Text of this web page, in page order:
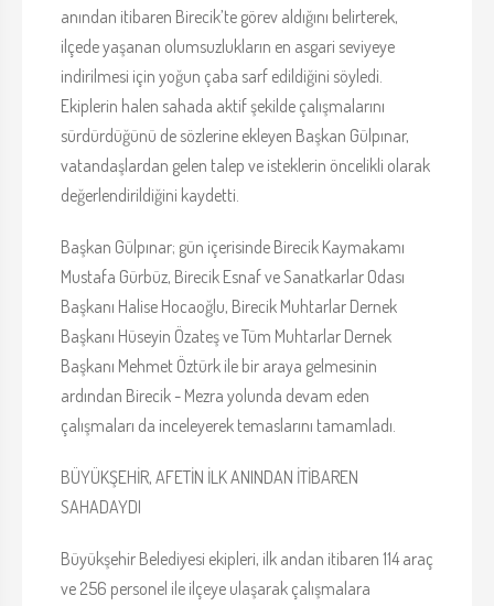
anından itibaren Birecik’te görev aldığını belirterek,
ilçede yaşanan olumsuzlukların en asgari seviyeye
indirilmesi için yoğun çaba sarf edildiğini söyledi.
Ekiplerin halen sahada aktif şekilde çalışmalarını
sürdürdüğünü de sözlerine ekleyen Başkan Gülpınar,
vatandaşlardan gelen talep ve isteklerin öncelikli olarak
değerlendirildiğini kaydetti.
Başkan Gülpınar; gün içerisinde Birecik Kaymakamı
Mustafa Gürbüz, Birecik Esnaf ve Sanatkarlar Odası
Başkanı Halise Hocaoğlu, Birecik Muhtarlar Dernek
Başkanı Hüseyin Özateş ve Tüm Muhtarlar Dernek
Başkanı Mehmet Öztürk ile bir araya gelmesinin
ardından Birecik - Mezra yolunda devam eden
çalışmaları da inceleyerek temaslarını tamamladı.
BÜYÜKŞEHİR, AFETİN İLK ANINDAN İTİBAREN
SAHADAYDI
Büyükşehir Belediyesi ekipleri, ilk andan itibaren 114 araç
ve 256 personel ile ilçeye ulaşarak çalışmalara